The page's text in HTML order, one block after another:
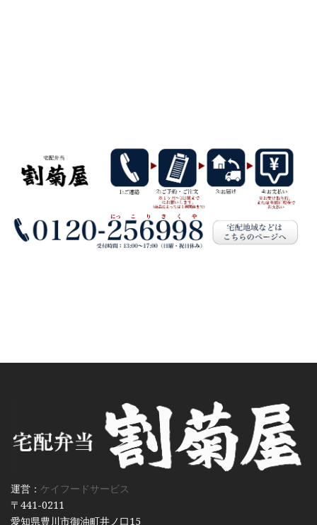
運営： ケイフードサービス
〒441-0211
愛知県豊川市御油町井ノ口15